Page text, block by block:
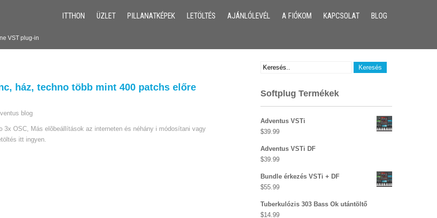
VST plug-in
ITTHON ÜZLET PILLANATKÉPEK LETÖLTÉS AJÁNLÓLEVÉL A FIÓKOM KAPCSOLAT BLOG
ház, techno több mint 400 patchs előre
blog
OSC, Más elõbeállítások az interneten és néhány i módosítani vagy
itt ingyen.
Softplug Termékek
Adventus VSTi
$39.99
Adventus VSTi DF
$39.99
Bundle érkezés VSTi + DF
$55.99
Tuberkulózis 303 Bass Ok utántöltő
$14.99